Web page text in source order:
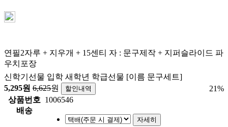
연필2자루 + 지우개 + 15센티 자 : 문구제작 + 지퍼슬라이드 파
우치포장
신학기선물 입학 새학년 학급선물 [이름 문구세트]
5,295원 6,625원 할인내역 21%
상품번호 1006546
배송
자세히